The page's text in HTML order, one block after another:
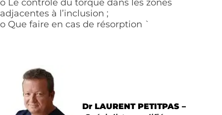
o Le contrôle du torque dans les zones
adjacentes à l’inclusion ;
o Que faire en cas de résorption `
Dr LAURENT PETITPAS –